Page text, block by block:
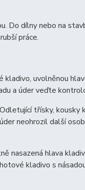
Do dílny nebo na
práce.
uvolněnou
a úder veďte
třísky, kousky
neohrozil další
nasazená hlava
kladivo s